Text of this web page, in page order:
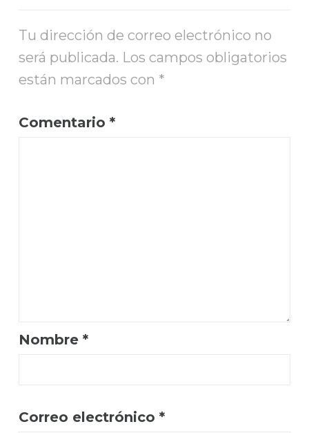
Tu dirección de correo electrónico no
será publicada. Los campos obligatorios
están marcados con *
Comentario *
Nombre *
Correo electrónico *